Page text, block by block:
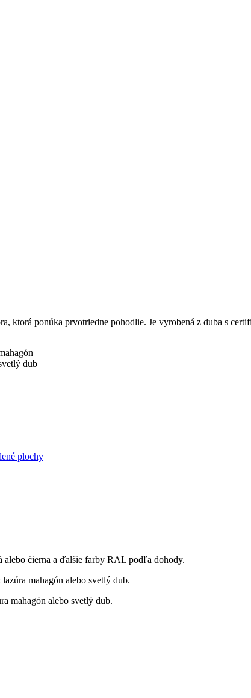
ktorá ponúka prvotriedne pohodlie. Je vyrobená z duba s
plochy
čierna a ďalšie farby RAL podľa dohody.
mahagón alebo svetlý dub.
mahagón alebo svetlý dub.